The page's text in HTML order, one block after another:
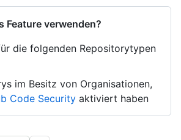
Feature verwenden?
die folgenden Repositorytypen
im Besitz von Organisationen,
Code Security aktiviert haben